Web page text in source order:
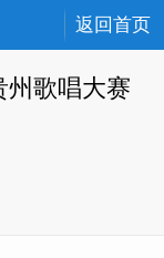
返回首页
州歌唱大赛